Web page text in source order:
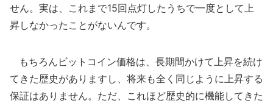
せん。実は、これまで15回点灯したうちで一度として上
昇しなかったことがないんです。
もちろんビットコイン価格は、長期間かけて上昇を続け
てきた歴史がありますし、将来も全く同じように上昇する
保証はありません。ただ、これほど歴史的に機能してきた